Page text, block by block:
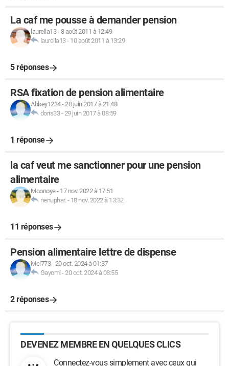
La caf me pousse à demander pension
laurella13-8 août 2011 à 12:49
laurella13- 10 août 2011 à 13:29
5 réponses
RSA fixation de pension alimentaire
Abbey1234-28 juin 2017 à 21:48
doris33-29 juin 2017 à 08:59
1 réponse
la caf veut me sanctionner pour une pension
alimentaire
Moonoye- 17 nov. 2022 à 17:51
nenuphar. - 18 nov. 2022 à 13:32
11 réponses
Pension alimentaire lettre de dispense
Mel773-20 oct. 2024 à 01:37
Gayomi -20 oct. 2024 à 08:55
2 réponses
DEVENEZ MEMBRE EN QUELQUES CLICS
Connectez-vous simplement avec ceux qui